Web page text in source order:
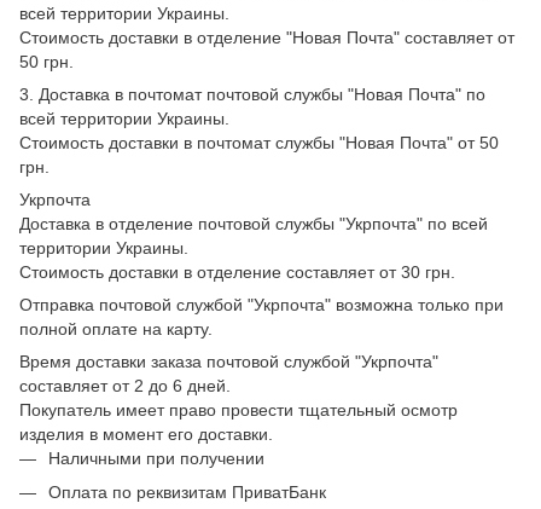
всей территории Украины.
Стоимость доставки в отделение "Новая Почта" составляет от
50 грн.
3. Доставка в почтомат почтовой службы "Новая Почта" по
всей территории Украины.
Стоимость доставки в почтомат службы "Новая Почта" от 50
грн.
Укрпочта
Доставка в отделение почтовой службы "Укрпочта" по всей
территории Украины.
Стоимость доставки в отделение составляет от 30 грн.
Отправка почтовой службой "Укрпочта" возможна только при
полной оплате на карту.
Время доставки заказа почтовой службой "Укрпочта"
составляет от 2 до 6 дней.
Покупатель имеет право провести тщательный осмотр
изделия в момент его доставки.
Наличными при получении
Оплата по реквизитам ПриватБанк